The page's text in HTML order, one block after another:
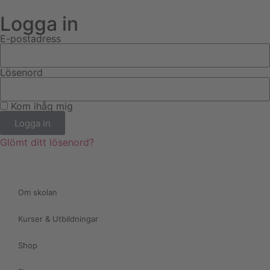
Logga in
E-postadress
Lösenord
Kom ihåg mig
Logga in
Glömt ditt lösenord?
Om skolan
Kurser & Utbildningar
Shop